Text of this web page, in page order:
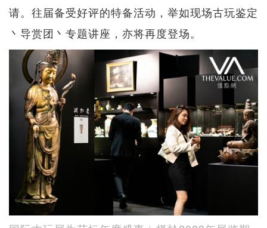
请。往届备受好评的特备活动，举如现场古玩鉴定
丶导赏团丶专题讲座，亦将再度登场。